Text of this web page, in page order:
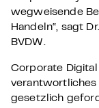
wegweisende
Handeln“, sagt
BVDW.
Corporate
verantwortliches
gesetzlich